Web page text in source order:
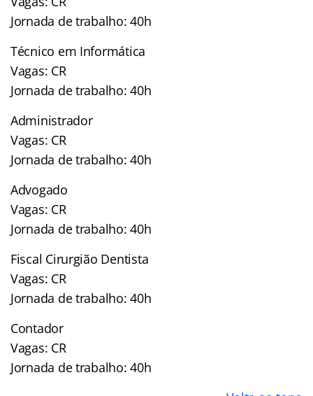
Jornada de trabalho: 40h
Técnico em Informática
Vagas: CR
Jornada de trabalho: 40h
Administrador
Vagas: CR
Jornada de trabalho: 40h
Advogado
Vagas: CR
Jornada de trabalho: 40h
Fiscal Cirurgião Dentista
Vagas: CR
Jornada de trabalho: 40h
Contador
Vagas: CR
Jornada de trabalho: 40h